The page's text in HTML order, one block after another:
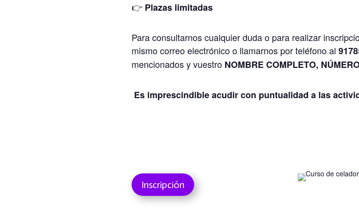
👉 Plazas limitadas
Para consultarnos cualquier duda o para realizar
mismo correo electrónico o llamarnos por teléfono al
mencionados y vuestro NOMBRE COMPLETO,
Es imprescindible acudir con puntualidad a las
Inscripción